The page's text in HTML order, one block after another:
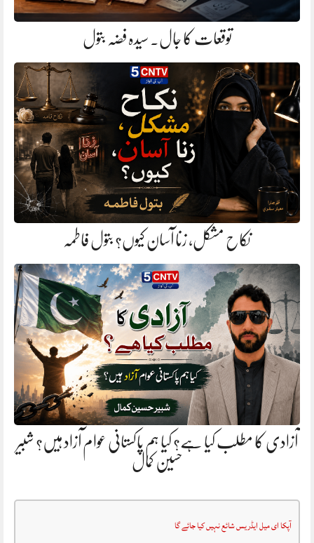
توقعات کا جال. سیدہ فضہ بتول
نکاح مشکل، زنا آسان کیوں؟ بتول فاطمہ
آزادی کا مطلب کیا ہے؟ کیا ہم پاکستانی عوام آزاد ہیں؟ شبیر
حسین کمال
آپکا ای میل ایڈریس شائع نہیں کیا جائے گا